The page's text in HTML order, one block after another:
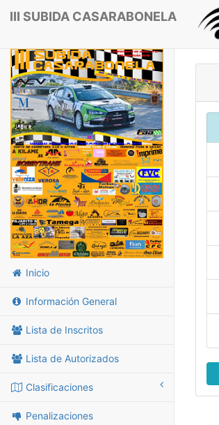
III SUBIDA CASARABONELA
Inicio
Información General
Lista de Inscritos
Lista de Autorizados
Clasificaciones
Penalizaciones